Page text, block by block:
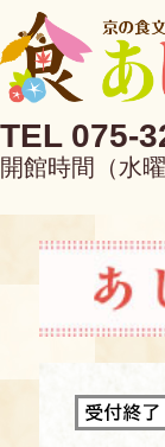
TEL 075-
開館時間（水